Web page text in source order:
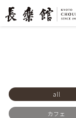
all
カフェ